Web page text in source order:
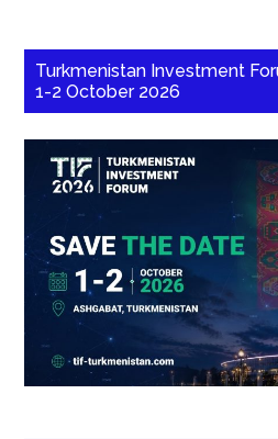
Turkmenistan Investment
1-2 October 2026